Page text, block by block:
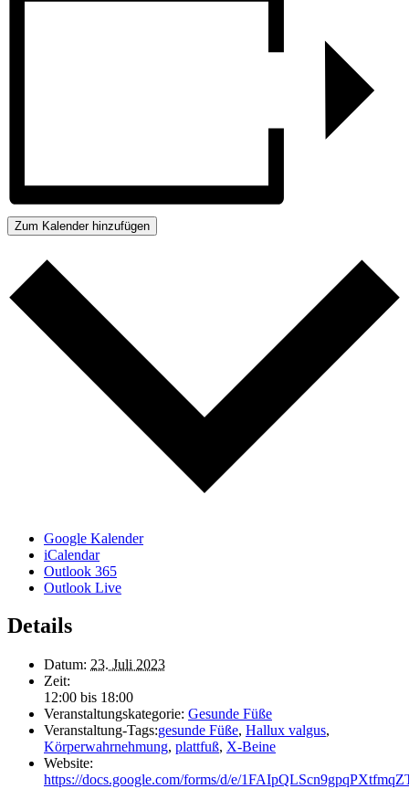
Zum Kalender hinzufügen
Google Kalender
iCalendar
Outlook 365
Outlook Live
Details
Datum: 23. Juli 2023
Zeit:
12:00 bis 18:00
Veranstaltungskategorie: Gesunde Füße
Veranstaltung-Tags:gesunde Füße, Hallux valgus,
Körperwahrnehmung, plattfuß, X-Beine
Website:
https://docs.google.com/forms/d/e/